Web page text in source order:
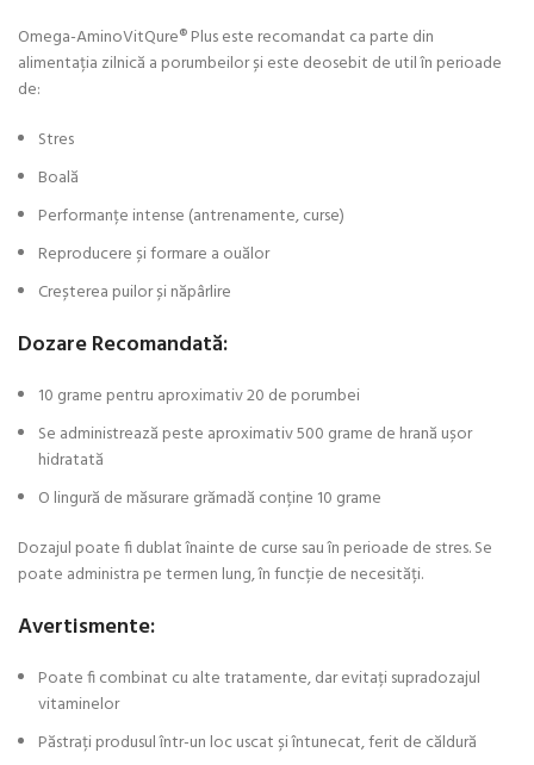
Omega-AminoVitQure® Plus este recomandat ca parte din
alimentația zilnică a porumbeilor și este deosebit de util în perioade
de:
Stres
Boală
Performanțe intense (antrenamente, curse)
Reproducere și formare a ouălor
Creșterea puilor și năpârlire
Dozare Recomandată:
10 grame pentru aproximativ 20 de porumbei
Se administrează peste aproximativ 500 grame de hrană ușor
hidratată
O lingură de măsurare grămadă conține 10 grame
Dozajul poate fi dublat înainte de curse sau în perioade de stres. Se
poate administra pe termen lung, în funcție de necesități.
Avertismente:
Poate fi combinat cu alte tratamente, dar evitați supradozajul
vitaminelor
Păstrați produsul într-un loc uscat și întunecat, ferit de căldură